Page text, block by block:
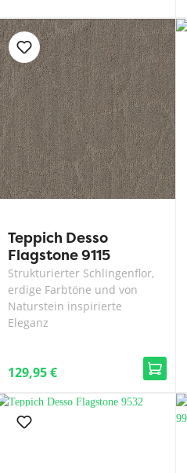
Teppich Desso
Flagstone 9115
Strukturierter Schlingenflor,
erdige Farbtöne und von
Naturstein inspirierte
Eleganz
129,95 €